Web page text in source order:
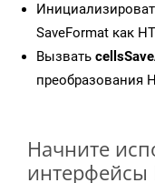
SaveFormat как
Вызвать
преобразования
Начните
интерфейсы